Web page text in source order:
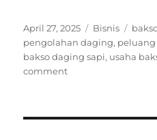
Posted
on
April 27, 2025 Categories
Bisnis Tags
pengolahan daging, peluang
bakso daging sapi, usaha
commenton